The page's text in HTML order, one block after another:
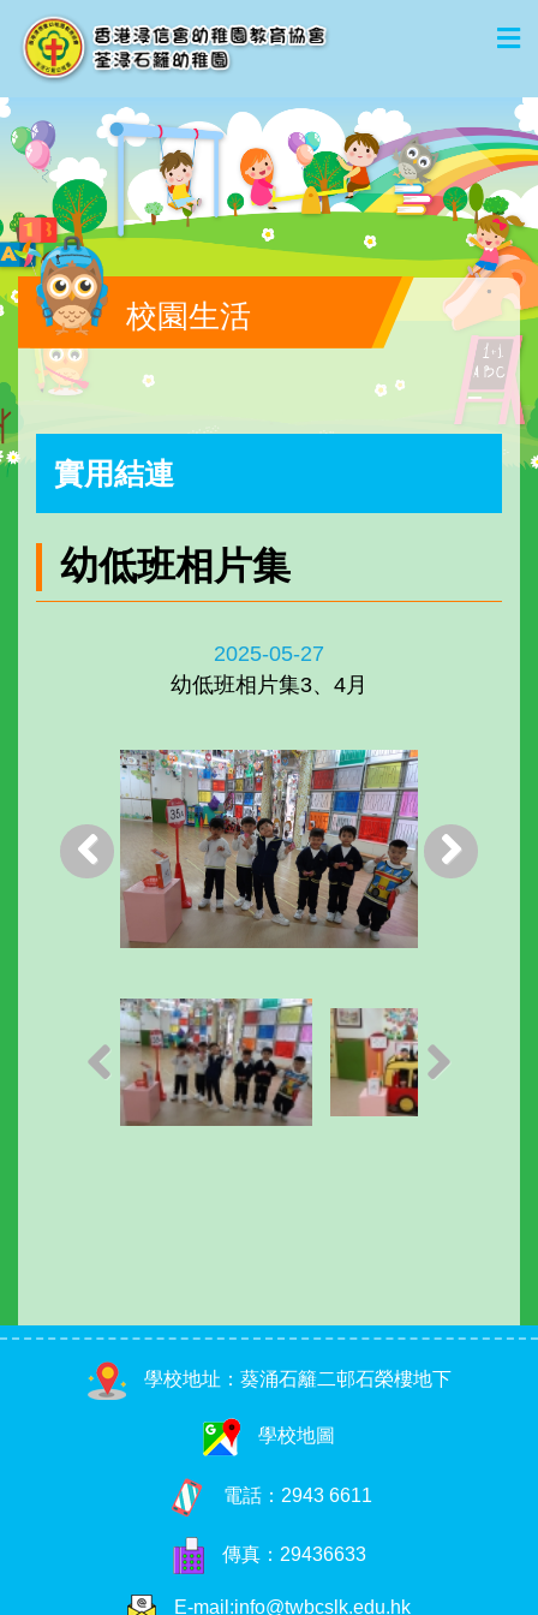
校園生活
實用結連
幼低班相片集
2025-05-27
幼低班相片集3、4月
學校地址：葵涌石籬二邨石榮樓地下
學校地圖
電話： 2943 6611
傳真：29436633
E-mail:info@twbcslk.edu.hk